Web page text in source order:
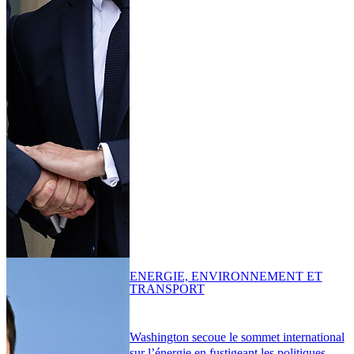
Washington secoue le sommet international
ENERGIE, ENVIRONNEMENT ET
TRANSPORT